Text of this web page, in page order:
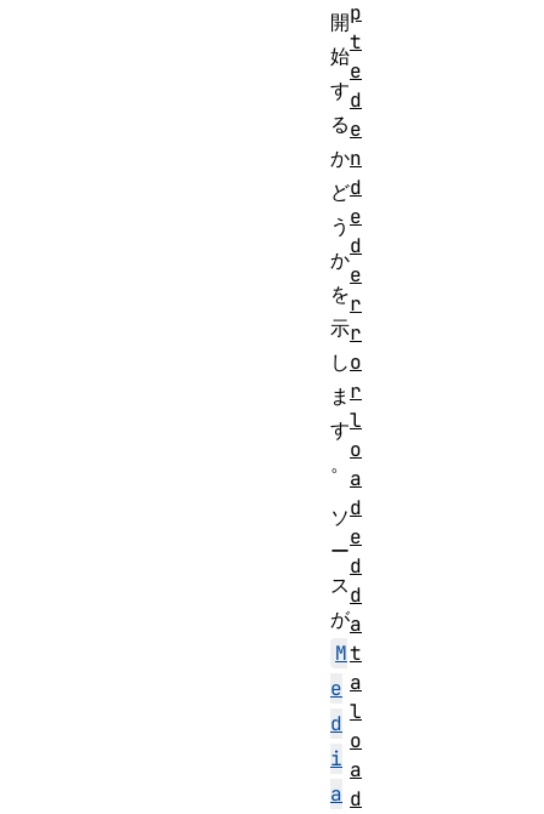
開
始
す
る
か
ど
う
か
を
示
し
ま
す
。
ソ
ー
ス
が
M
e
d
i
a
p
t
e
d
e
n
d
e
d
e
r
r
o
r
l
o
a
d
e
d
d
a
t
a
l
o
a
d